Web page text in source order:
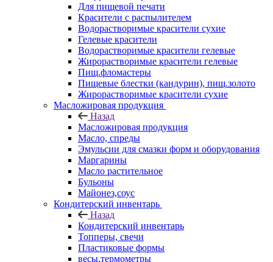
Для пищевой печати
Красители с распылителем
Водорастворимые красители сухие
Гелевые красители
Водорастворимые красители гелевые
Жирорастворимые красители гелевые
Пищ.фломастеры
Пищевые блестки (кандурин), пищ.золото
Жирорастворимые красители сухие
Масложировая продукция
Назад
Масложировая продукция
Масло, спреды
Эмульсии для смазки форм и оборудования
Маргарины
Масло растительное
Бульоны
Майонез,соус
Кондитерский инвентарь
Назад
Кондитерский инвентарь
Топперы, свечи
Пластиковые формы
весы,термометры